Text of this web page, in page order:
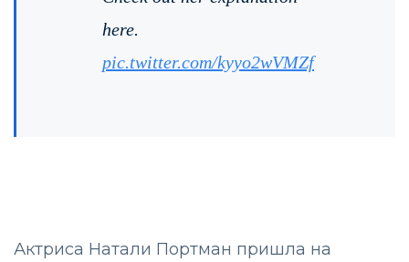
here.
pic.twitter.com/kyyo2wVMZf
Актриса Натали Портман пришла на